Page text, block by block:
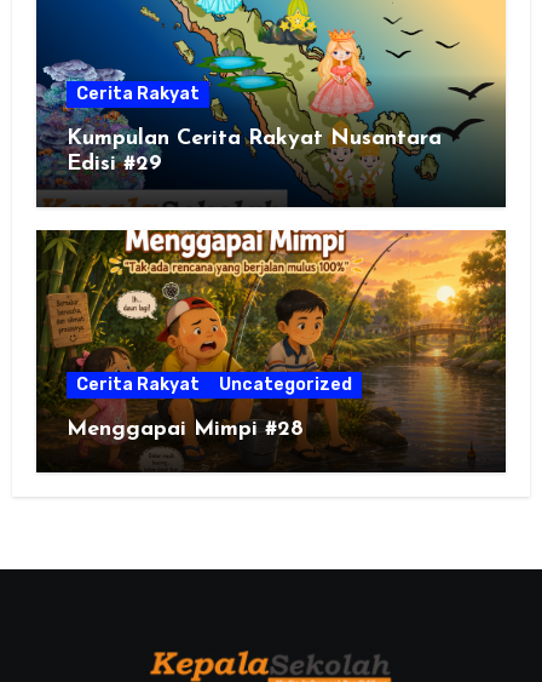
Cerita Rakyat
Kumpulan Cerita Rakyat Nusantara
Edisi #29
Cerita Rakyat Uncategorized
Menggapai Mimpi #28